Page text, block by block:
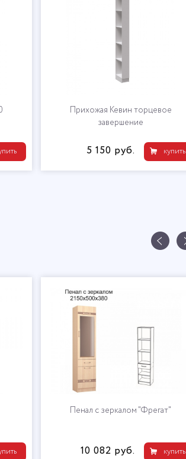
Прихожая Кевин торцевое
завершение
купить
5 150 руб.
Пенал с зеркалом "Фрегат"
купить
10 082 руб.